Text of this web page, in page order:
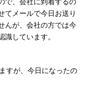
てメールで今日お送り
んが、会社の方では今
しています。
すが、今日になったの